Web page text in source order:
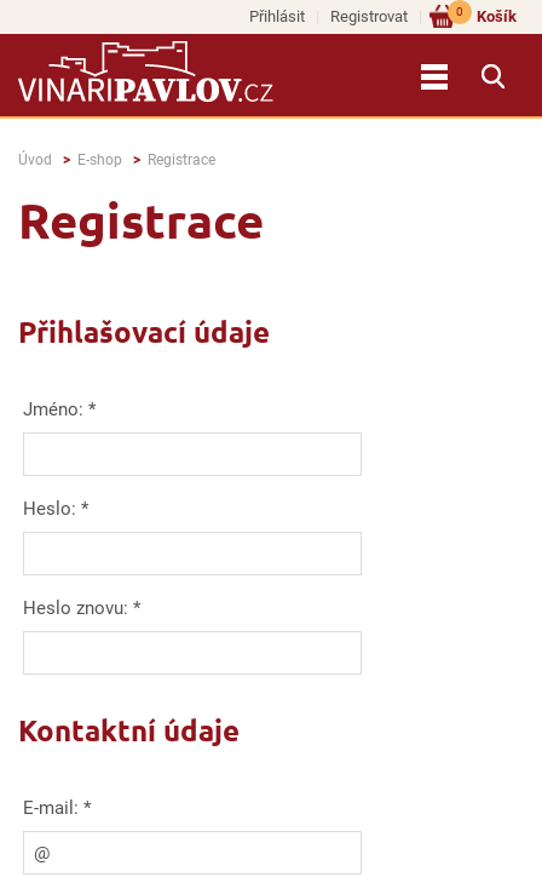
Přihlásit Registrovat Košík
0
Úvod E-shop Registrace
Registrace
Přihlašovací údaje
Jméno: *
Heslo: *
Heslo znovu: *
Kontaktní údaje
E-mail: *